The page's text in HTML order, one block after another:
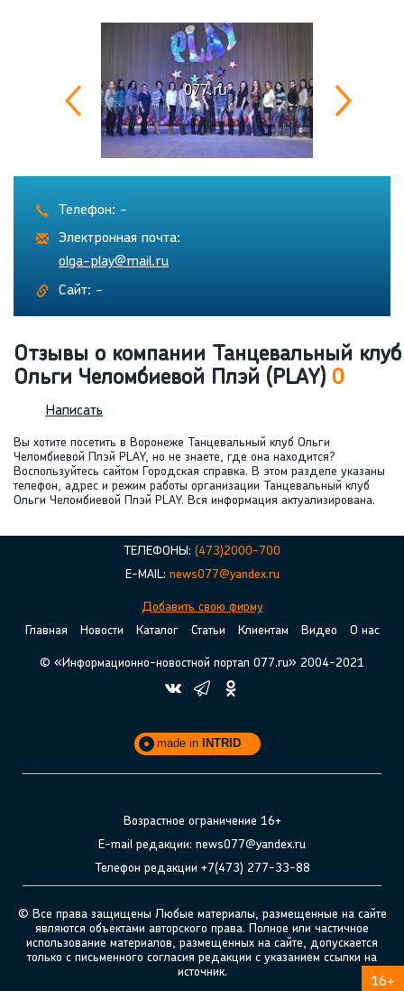
Телефон: -
Электронная почта:
olga-play@mail.ru
Сайт: -
Отзывы о компании Танцевальный клуб
Ольги Челомбиевой Плэй (PLAY) 0
Написать
Вы хотите посетить в Воронеже Танцевальный клуб Ольги
Челомбиевой Плэй PLAY, но не знаете, где она находится?
Воспользуйтесь сайтом Городская справка. В этом разделе указаны
телефон, адрес и режим работы организации Танцевальный клуб
Ольги Челомбиевой Плэй PLAY. Вся информация актуализирована.
ТЕЛЕФОНЫ: (473)2000-700
E-MAIL: news077@yandex.ru
Добавить свою фирму
Главная
Новости Каталог Статьи Клиентам Видео О нас
© «Информационно-новостной портал 077.ru» 2004-2021
made in INTRID
Возрастное ограничение 16+
E-mail редакции: news077@yandex.ru
Телефон редакции +7(473) 277-33-88
© Все права защищены Любые материалы, размещенные на сайте
являются объектами авторского права. Полное или частичное
использование материалов, размещенных на сайте, допускается
только с письменного согласия редакции с указанием ссылки на
источник.
16+